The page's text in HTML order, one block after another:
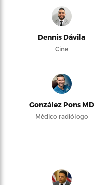
Dennis Dávila
Cine
González Pons MD
Médico radiólogo